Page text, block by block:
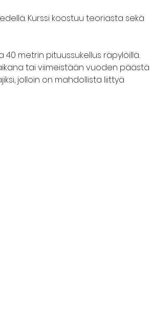
Kurssi koostuu teoriasta sekä
metrin pituussukellus räpylöillä.
tai viimeistään vuoden päästä
jolloin on mahdollista liittyä